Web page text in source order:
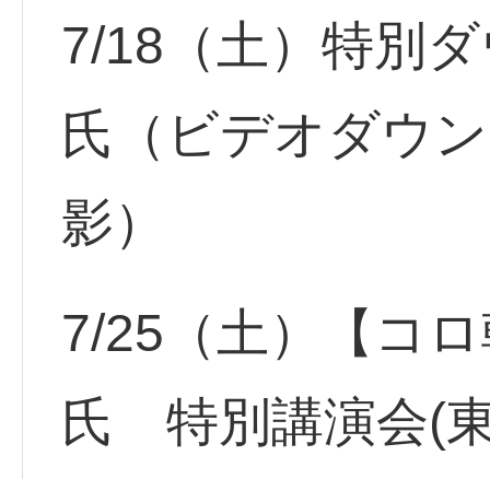
7/18（土）特別
氏（ビデオダウ
影）
7/25（土）【コ
氏 特別講演会(